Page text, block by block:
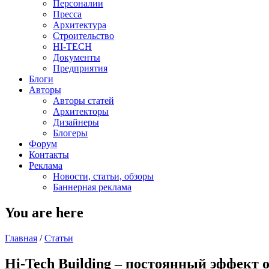
Персоналии
Пресса
Архитектура
Строительство
HI-TECH
Документы
Предприятия
Блоги
Авторы
Авторы статей
Архитекторы
Дизайнеры
Блогеры
Форум
Контакты
Реклама
Новости, статьи, обзоры
Баннерная реклама
You are here
Главная / Статьи
Hi-Tech Building – постоянный эффект